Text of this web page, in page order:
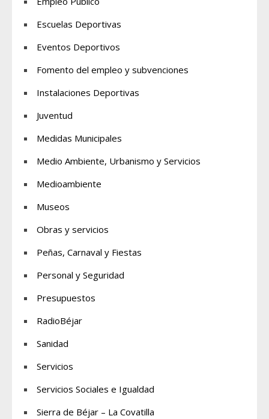
Escuelas Deportivas
Eventos Deportivos
Fomento del empleo y subvenciones
Instalaciones Deportivas
Juventud
Medidas Municipales
Medio Ambiente, Urbanismo y Servicios
Medioambiente
Museos
Obras y servicios
Peñas, Carnaval y Fiestas
Personal y Seguridad
Presupuestos
RadioBéjar
Sanidad
Servicios
Servicios Sociales e Igualdad
Sierra de Béjar – La Covatilla